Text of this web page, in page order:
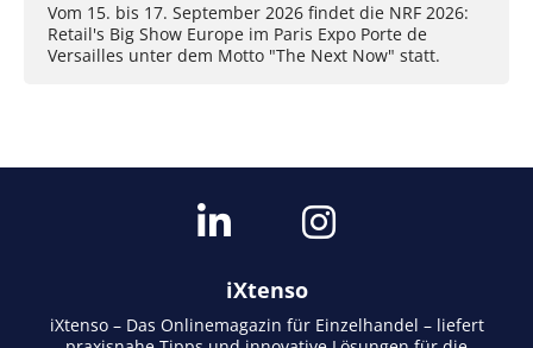
Vom 15. bis 17. September 2026 findet die NRF 2026:
Retail's Big Show Europe im Paris Expo Porte de
Versailles unter dem Motto "The Next Now" statt.
iXtenso
iXtenso – Das Onlinemagazin für Einzelhandel – liefert